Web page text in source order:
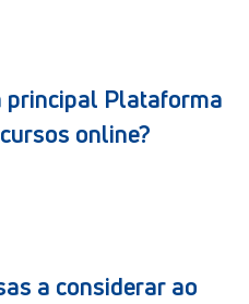
principal Plataforma
online?
a considerar ao